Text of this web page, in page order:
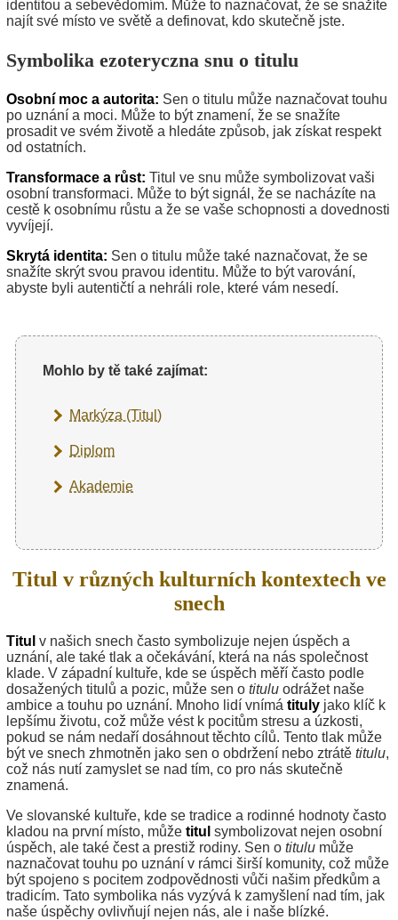
identitou a sebevědomím. Může to naznačovat, že se snažíte
najít své místo ve světě a definovat, kdo skutečně jste.
Symbolika ezoteryczna snu o titulu
Osobní moc a autorita: Sen o titulu může naznačovat touhu
po uznání a moci. Může to být znamení, že se snažíte
prosadit ve svém životě a hledáte způsob, jak získat respekt
od ostatních.
Transformace a růst: Titul ve snu může symbolizovat vaši
osobní transformaci. Může to být signál, že se nacházíte na
cestě k osobnímu růstu a že se vaše schopnosti a dovednosti
vyvíjejí.
Skrytá identita: Sen o titulu může také naznačovat, že se
snažíte skrýt svou pravou identitu. Může to být varování,
abyste byli autentičtí a nehráli role, které vám nesedí.
Mohlo by tě také zajímat:
Markýza (Titul)
Diplom
Akademie
Titul v různých kulturních kontextech ve
snech
Titul v našich snech často symbolizuje nejen úspěch a
uznání, ale také tlak a očekávání, která na nás společnost
klade. V západní kultuře, kde se úspěch měří často podle
dosažených titulů a pozic, může sen o titulu odrážet naše
ambice a touhu po uznání. Mnoho lidí vnímá tituly jako klíč k
lepšímu životu, což může vést k pocitům stresu a úzkosti,
pokud se nám nedaří dosáhnout těchto cílů. Tento tlak může
být ve snech zhmotněn jako sen o obdržení nebo ztrátě titulu,
což nás nutí zamyslet se nad tím, co pro nás skutečně
znamená.
Ve slovanské kultuře, kde se tradice a rodinné hodnoty často
kladou na první místo, může titul symbolizovat nejen osobní
úspěch, ale také čest a prestiž rodiny. Sen o titulu může
naznačovat touhu po uznání v rámci širší komunity, což může
být spojeno s pocitem zodpovědnosti vůči našim předkům a
tradicím. Tato symbolika nás vyzývá k zamyšlení nad tím, jak
naše úspěchy ovlivňují nejen nás, ale i naše blízké.